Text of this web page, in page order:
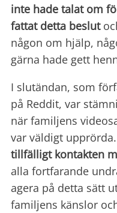
inte hade talat om
fattat detta beslut
någon om hjälp,
gärna hade gett
I slutändan, som
på Reddit, var
när familjens
var väldigt upprörda.
tillfälligt kontakten
alla fortfarande
agera på detta sätt
familjens känslor